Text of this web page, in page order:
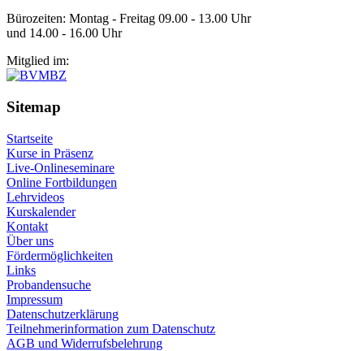
Bürozeiten: Montag - Freitag 09.00 - 13.00 Uhr
und 14.00 - 16.00 Uhr
Mitglied im:
Sitemap
Startseite
Kurse in Präsenz
Live-Onlineseminare
Online Fortbildungen
Lehrvideos
Kurskalender
Kontakt
Über uns
Fördermöglichkeiten
Links
Probandensuche
Impressum
Datenschutzerklärung
Teilnehmerinformation zum Datenschutz
AGB und Widerrufsbelehrung